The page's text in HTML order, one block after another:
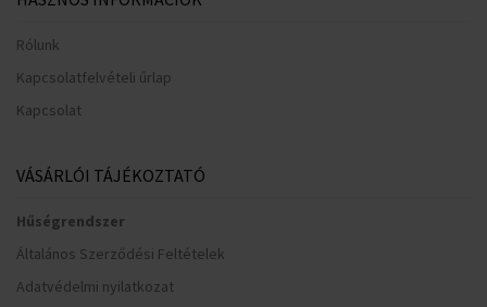
Rólunk
Kapcsolatfelvételi űrlap
Kapcsolat
VÁSÁRLÓI TÁJÉKOZTATÓ
Hűségrendszer
Általános Szerződési Feltételek
Adatvédelmi nyilatkozat